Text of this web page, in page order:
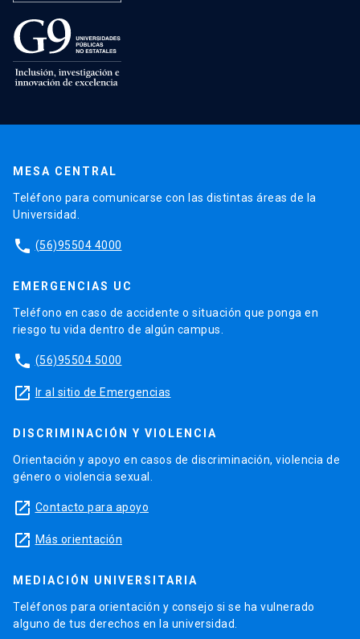
MESA CENTRAL
Teléfono para comunicarse con las distintas áreas de la
Universidad.
phone (56)95504 4000
EMERGENCIAS UC
Teléfono en caso de accidente o situación que ponga en
riesgo tu vida dentro de algún campus.
phone (56)95504 5000
launch Ir al sitio de Emergencias
DISCRIMINACIÓN Y VIOLENCIA
Orientación y apoyo en casos de discriminación, violencia de
género o violencia sexual.
launch Contacto para apoyo
launch Más orientación
MEDIACIÓN UNIVERSITARIA
Teléfonos para orientación y consejo si se ha vulnerado
alguno de tus derechos en la universidad.